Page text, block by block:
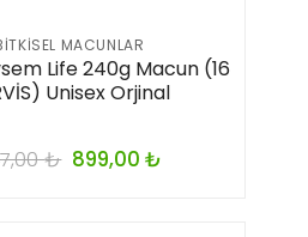
MACUNLAR
Life 240g Macun (16
Unisex Orjinal
₺ 899,00₺